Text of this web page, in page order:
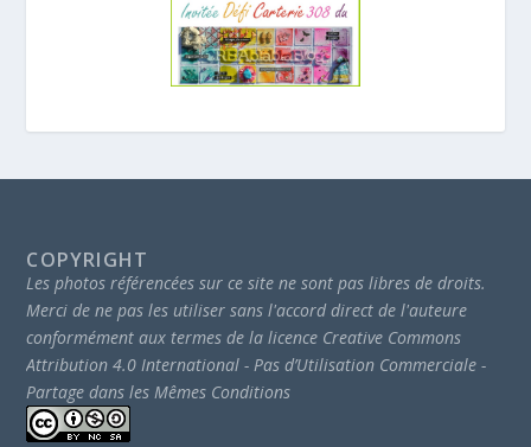
COPYRIGHT
Les photos référencées sur ce site ne sont pas libres de droits.
Merci de ne pas les utiliser sans l'accord direct de l'auteure
conformément aux termes de la licence Creative Commons
Attribution 4.0 International - Pas d’Utilisation Commerciale -
Partage dans les Mêmes Conditions